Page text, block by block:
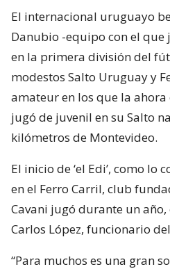
El internacional uruguayo
Danubio -equipo con el
en la primera división del
modestos Salto Uruguay y
amateur en los que la
jugó de juvenil en su Salto
kilómetros de Montevideo.
El inicio de ‘el Edi’, como lo
en el Ferro Carril, club
Cavani jugó durante un año,
Carlos López, funcionario
“Para muchos es una gran